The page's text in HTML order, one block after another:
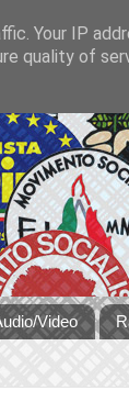
Video
Your IP
quality of